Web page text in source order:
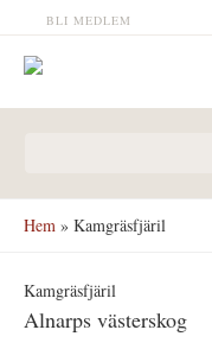
Hoppa till huvudinnehåll
BLI MEDLEM
Hem » Kamgräsfjäril
Kamgräsfjäril
Alnarps västerskog